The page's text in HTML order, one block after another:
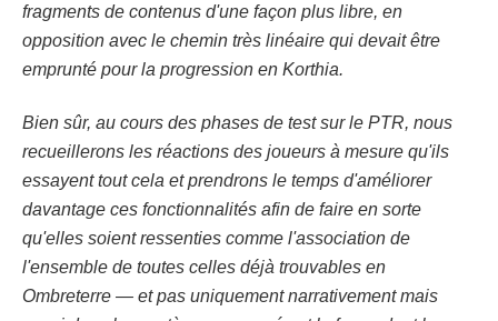
fragments de contenus d'une façon plus libre, en
opposition avec le chemin très linéaire qui devait être
emprunté pour la progression en Korthia.
Bien sûr, au cours des phases de test sur le PTR, nous
recueillerons les réactions des joueurs à mesure qu'ils
essayent tout cela et prendrons le temps d'améliorer
davantage ces fonctionnalités afin de faire en sorte
qu'elles soient ressenties comme l'association de
l'ensemble de toutes celles déjà trouvables en
Ombreterre — et pas uniquement narrativement mais